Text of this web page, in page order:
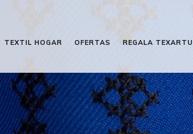
TEXTIL HOGAR OFERTAS REGALA TEXARTU